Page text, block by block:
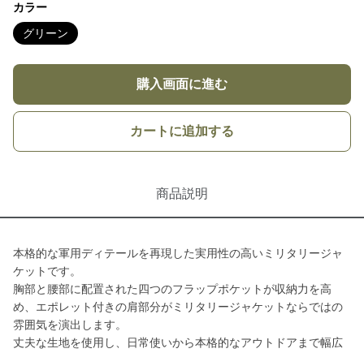
カラー
グリーン
購入画面に進む
カートに追加する
商品説明
本格的な軍用ディテールを再現した実用性の高いミリタリージャ
ケットです。
胸部と腰部に配置された四つのフラップポケットが収納力を高
め、エポレット付きの肩部分がミリタリージャケットならではの
雰囲気を演出します。
丈夫な生地を使用し、日常使いから本格的なアウトドアまで幅広